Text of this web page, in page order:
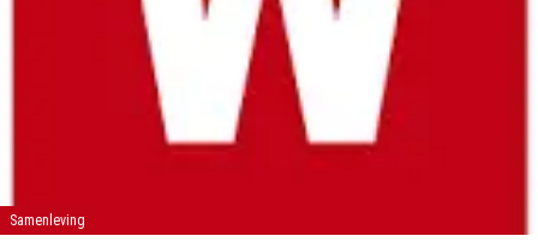
Samenleving